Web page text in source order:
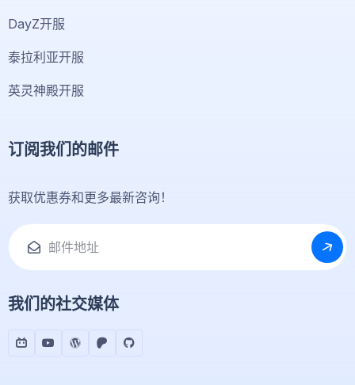
DayZ开服
泰拉利亚开服
英灵神殿开服
订阅我们的邮件
获取优惠券和更多最新咨询！
我们的社交媒体